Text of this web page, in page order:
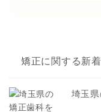
矯正に関する新
埼玉